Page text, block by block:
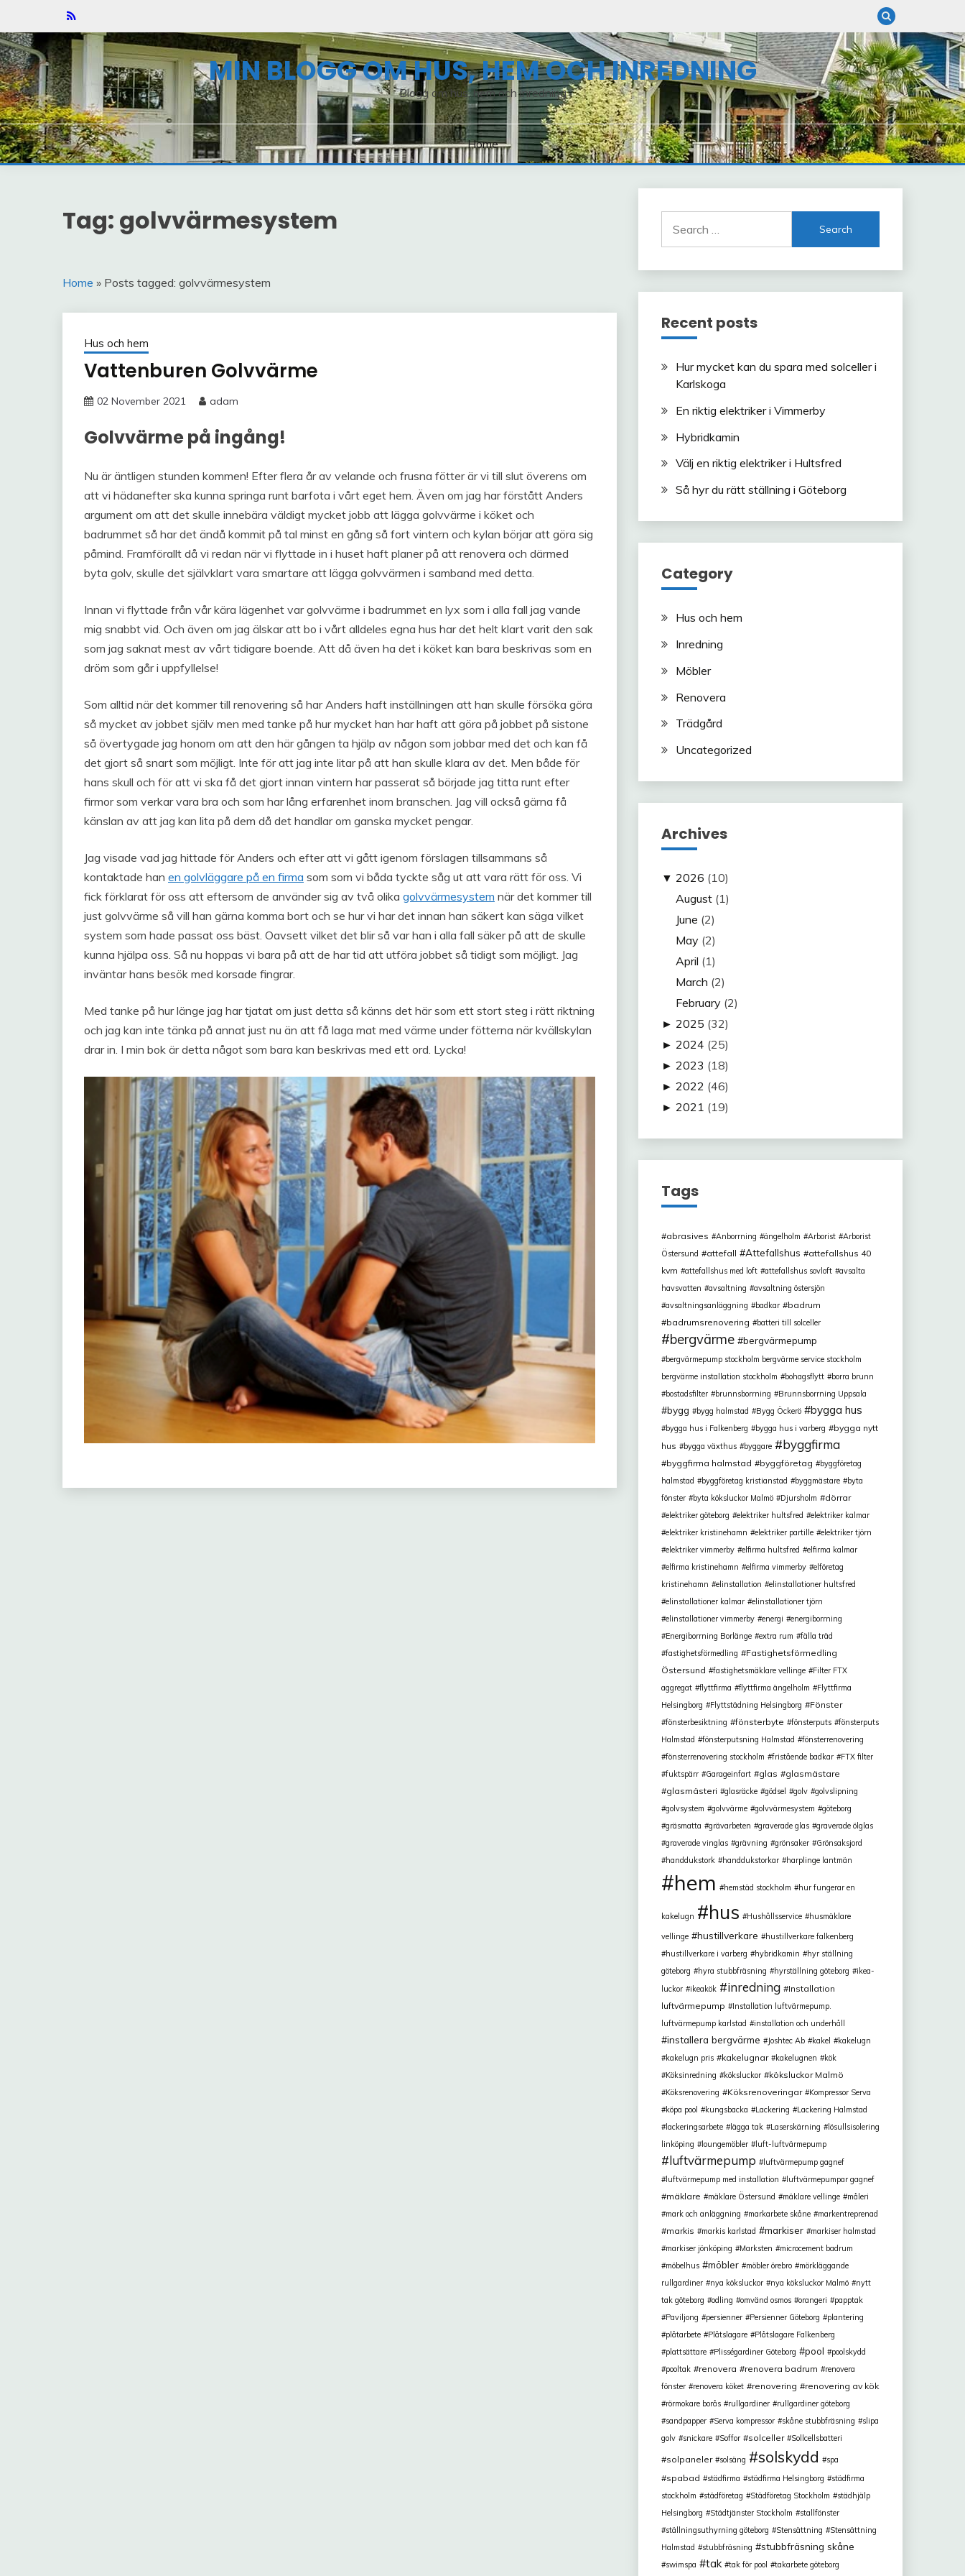
content
MIN BLOGG OM HUS, HEM OCH INREDNING
Blogg om hus, hem och inredning
Home
Tag: golvvärmesystem
Home » Posts tagged: golvvärmesystem
Hus och hem
Vattenburen Golvvärme
02 November 2021 adam
Golvvärme på ingång!
Nu är äntligen stunden kommen! Efter flera år av velande och frusna fötter är vi till slut överens om
att vi hädanefter ska kunna springa runt barfota i vårt eget hem. Även om jag har förstått Anders
argument om att det skulle innebära väldigt mycket jobb att lägga golvvärme i köket och
badrummet så har det ändå kommit på tal minst en gång så fort vintern och kylan börjar att göra sig
påmind. Framförallt då vi redan när vi flyttade in i huset haft planer på att renovera och därmed
byta golv, skulle det självklart vara smartare att lägga golvvärmen i samband med detta.
Innan vi flyttade från vår kära lägenhet var golvvärme i badrummet en lyx som i alla fall jag vande
mig snabbt vid. Och även om jag älskar att bo i vårt alldeles egna hus har det helt klart varit den sak
som jag saknat mest av vårt tidigare boende. Att då även ha det i köket kan bara beskrivas som en
dröm som går i uppfyllelse!
Som alltid när det kommer till renovering så har Anders haft inställningen att han skulle försöka göra
så mycket av jobbet själv men med tanke på hur mycket han har haft att göra på jobbet på sistone
så övertygade jag honom om att den här gången ta hjälp av någon som jobbar med det och kan få
det gjort så snart som möjligt. Inte för att jag inte litar på att han skulle klara av det. Men både för
hans skull och för att vi ska få det gjort innan vintern har passerat så började jag titta runt efter
firmor som verkar vara bra och som har lång erfarenhet inom branschen. Jag vill också gärna få
känslan av att jag kan lita på dem då det handlar om ganska mycket pengar.
Jag visade vad jag hittade för Anders och efter att vi gått igenom förslagen tillsammans så
kontaktade han en golvläggare på en firma som som vi båda tyckte såg ut att vara rätt för oss. Vi
fick förklarat för oss att eftersom de använder sig av två olika golvvärmesystem när det kommer till
just golvvärme så vill han gärna komma bort och se hur vi har det innan han säkert kan säga vilket
system som hade passat oss bäst. Oavsett vilket det blir så var han i alla fall säker på att de skulle
kunna hjälpa oss. Så nu hoppas vi bara på att de har tid att utföra jobbet så tidigt som möjligt. Jag
inväntar hans besök med korsade fingrar.
Med tanke på hur länge jag har tjatat om just detta så känns det här som ett stort steg i rätt riktning
och jag kan inte tänka på annat just nu än att få laga mat med värme under fötterna när kvällskylan
drar in. I min bok är detta något som bara kan beskrivas med ett ord. Lycka!
for:
Recent posts
Hur mycket kan du spara med solceller i
Karlskoga
En riktig elektriker i Vimmerby
Hybridkamin
Välj en riktig elektriker i Hultsfred
Så hyr du rätt ställning i Göteborg
Category
Hus och hem
Inredning
Möbler
Renovera
Trädgård
Uncategorized
Archives
▼ 2026 (10)
August (1)
June (2)
May (2)
April (1)
March (2)
February (2)
► 2025 (32)
► 2024 (25)
► 2023 (18)
► 2022 (46)
► 2021 (19)
Tags
abrasives Anborrning ängelholm Arborist
Arborist
Östersund
attefall Attefallshus
attefallshus 40
kvm
attefallshus med loft attefallshus sovloft
avsalta
havsvatten
avsaltning
avsaltning östersjön
avsaltningsanläggning
badkar
badrum
badrumsrenovering
batteri till solceller
bergvärme bergvärmepump
bergvärmepump stockholm bergvärme service stockholm
bergvärme installation stockholm
bohagsflytt
borra brunn
bostadsfilter
brunnsborrning Brunnsborrning Uppsala
bygg bygg halmstad Bygg Öckerö bygga hus
bygga hus i Falkenberg bygga hus i varberg
bygga nytt
hus
bygga växthus byggare byggfirma
byggfirma halmstad byggföretag
byggföretag
halmstad
byggföretag kristianstad byggmästare
byta
fönster
byta köksluckor Malmö Djursholm dörrar
elektriker göteborg elektriker hultsfred
elektriker kalmar
elektriker kristinehamn
elektriker partille
elektriker tjörn
elektriker vimmerby
elfirma hultsfred
elfirma kalmar
elfirma kristinehamn
elfirma vimmerby
elföretag
kristinehamn
elinstallation
elinstallationer hultsfred
elinstallationer kalmar
elinstallationer tjörn
elinstallationer vimmerby
energi
energiborrning
Energiborrning Borlänge
extra rum
fälla träd
fastighetsförmedling
Fastighetsförmedling
Östersund
fastighetsmäklare vellinge
Filter FTX
aggregat
flyttfirma flyttfirma ängelholm
Flyttfirma
Helsingborg
Flyttstädning Helsingborg Fönster
fönsterbesiktning fönsterbyte fönsterputs
fönsterputs
Halmstad
fönsterputsning Halmstad
fönsterrenovering
fönsterrenovering stockholm
fristående badkar
FTX filter
fuktspärr
Garageinfart glas
glasmästare
glasmästeri
glasräcke gödsel golv
golvslipning
golvsystem
golvvärme golvvärmesystem
göteborg
gräsmatta
grävarbeten graverade glas
graverade ölglas
graverade vinglas
grävning grönsaker
Grönsaksjord
handdukstork
handdukstorkar harplinge lantmän
hem hemstäd stockholm hur fungerar en
kakelugn hus Hushållsservice
husmäklare
vellinge
hustillverkare
hustillverkare falkenberg
hustillverkare i varberg
hybridkamin
hyr ställning
göteborg
hyra stubbfräsning hyrställning göteborg
ikea-
luckor
ikeakök inredning
Installation
luftvärmepump
Installation luftvärmepump.
luftvärmepump karlstad
installation och underhåll
installera bergvärme Joshtec Ab kakel
kakelugn
kakelugn pris
kakelugnar kakelugnen
kök
Köksinredning
köksluckor köksluckor Malmö
Köksrenovering Köksrenoveringar
Kompressor Serva
köpa pool
kungsbacka Lackering
Lackering Halmstad
lackeringsarbete
lägga tak Laserskärning
lösullsisolering
linköping
loungemöbler luft-luftvärmepump
luftvärmepump
luftvärmepump gagnef
luftvärmepump med installation
luftvärmepumpar gagnef
mäklare mäklare Östersund mäklare vellinge
måleri
mark och anläggning
markarbete skåne markentreprenad
markis markis karlstad markiser
markiser halmstad
markiser jönköping
Marksten
microcement badrum
möbelhus
möbler möbler örebro
mörkläggande
rullgardiner
nya köksluckor nya köksluckor Malmö
nytt
tak göteborg
odling omvänd osmos orangeri
papptak
Paviljong
persienner Persienner Göteborg
plantering
plåtarbete
Plåtslagare
Plåtslagare Falkenberg
plattsättare
Plisségardiner Göteborg pool
poolskydd
pooltak
renovera renovera badrum
renovera
fönster
renovera köket renovering renovering av kök
rörmokare borås rullgardiner
rullgardiner göteborg
sandpapper
Serva kompressor skåne stubbfräsning
slipa
golv
snickare Soffor solceller Sollcellsbatteri
solpaneler solsäng solskydd spa
spabad städfirma städfirma Helsingborg
städfirma
stockholm
städföretag Städföretag Stockholm
städhjälp
Helsingborg
Städtjänster Stockholm
stallfönster
ställningsuthyrning göteborg
Stensättning
Stensättning
Halmstad
stubbfräsning stubbfräsning skåne
swimspa tak tak för pool takarbete göteborg